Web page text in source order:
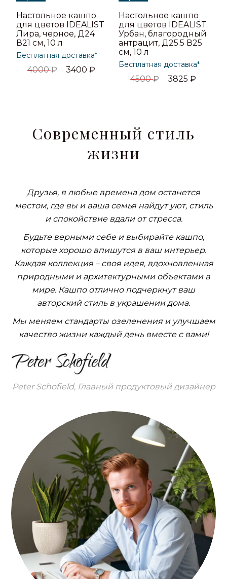
Настольное кашпо
для цветов IDEALIST
Лира, черное, Д24
В21 см, 10 л
Бесплатная доставка*
4000₽ 3400 ₽
Настольное кашпо
для цветов IDEALIST
Урбан, благородный
антрацит, Д25.5 В25
см, 10 л
Бесплатная доставка*
4500₽ 3825₽
Современный стиль
жизни
Друзья, в любые времена дом останется
местом, где вы и ваша семья найдут уют, стиль
и спокойствие вдали от стресса.
Будьте верными себе и выбирайте кашпо,
которые хорошо впишутся в ваш интерьер.
Каждая коллекция – своя идея, вдохновленная
природными и архитектурными объектами в
мире. Кашпо отлично подчеркнут ваш
авторский стиль в украшении дома.
Мы меняем стандарты озеленения и улучшаем
качество жизни каждый день вместе с вами!
Peter Schofield, Главный продуктовый дизайнер